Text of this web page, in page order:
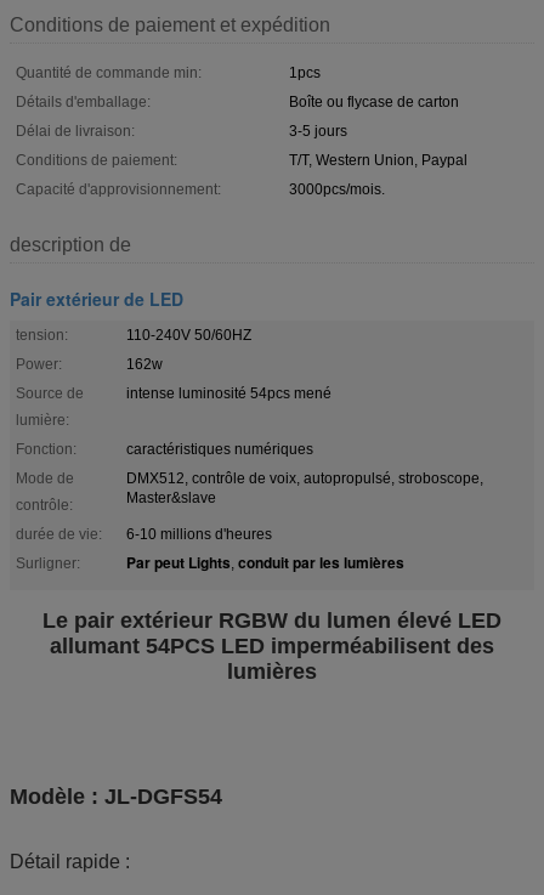
Conditions de paiement et expédition
Quantité de commande min:
1pcs
Détails d'emballage:
Boîte ou flycase de carton
Délai de livraison:
3-5 jours
Conditions de paiement:
T/T, Western Union, Paypal
Capacité d'approvisionnement:
3000pcs/mois.
description de
Pair extérieur de LED
tension:
110-240V 50/60HZ
Power:
162w
Source de
lumière:
intense luminosité 54pcs mené
Fonction:
caractéristiques numériques
Mode de
contrôle:
DMX512, contrôle de voix, autopropulsé, stroboscope,
Master&slave
durée de vie:
6-10 millions d'heures
Surligner:
Par peut Lights, conduit par les lumières
Le pair extérieur RGBW du lumen élevé LED
allumant 54PCS LED imperméabilisent des
lumières
Modèle : JL-DGFS54
Détail rapide :